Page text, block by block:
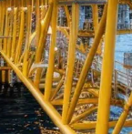
POP
Teknisi
BNSP